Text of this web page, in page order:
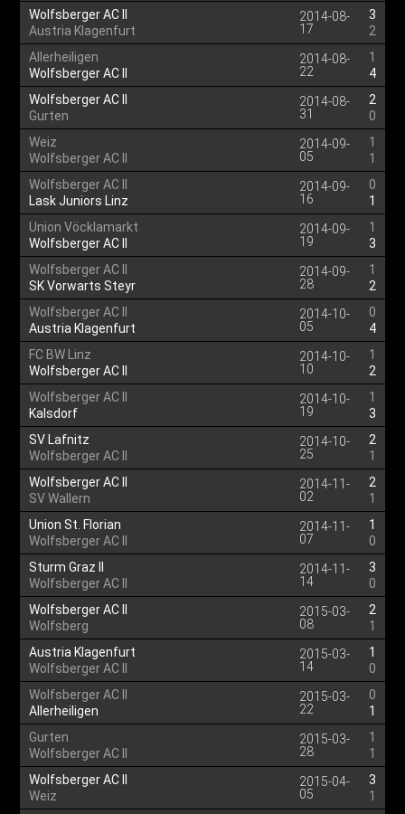
Wolfsberger AC II
Austria Klagenfurt
2014-08-
17
3
2
Allerheiligen
Wolfsberger AC II
2014-08-
22
1
4
Wolfsberger AC II
Gurten
2014-08-
31
2
0
Weiz
Wolfsberger AC II
2014-09-
05
1
1
Wolfsberger AC II
Lask Juniors Linz
2014-09-
16
0
1
Union Vöcklamarkt
Wolfsberger AC II
2014-09-
19
1
3
Wolfsberger AC II
SK Vorwarts Steyr
2014-09-
28
1
2
Wolfsberger AC II
Austria Klagenfurt
2014-10-
05
0
4
FC BW Linz
Wolfsberger AC II
2014-10-
10
1
2
Wolfsberger AC II
Kalsdorf
2014-10-
19
1
3
SV Lafnitz
Wolfsberger AC II
2014-10-
25
2
1
Wolfsberger AC II
SV Wallern
2014-11-
02
2
1
Union St. Florian
Wolfsberger AC II
2014-11-
07
1
0
Sturm Graz II
Wolfsberger AC II
2014-11-
14
3
0
Wolfsberger AC II
Wolfsberg
2015-03-
08
2
1
Austria Klagenfurt
Wolfsberger AC II
2015-03-
14
1
0
Wolfsberger AC II
Allerheiligen
2015-03-
22
0
1
Gurten
Wolfsberger AC II
2015-03-
28
1
1
Wolfsberger AC II
Weiz
2015-04-
05
3
1